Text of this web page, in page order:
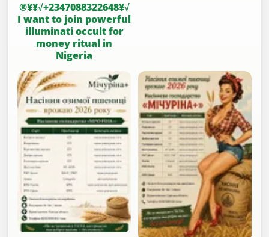
®¥¥√+2347088322648¥√
I want to join powerful
illuminati occult for
money ritual in
Nigeria